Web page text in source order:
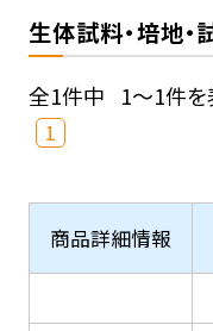
生体試料・培地・
全1件中 1～1件
1
商品詳細情報